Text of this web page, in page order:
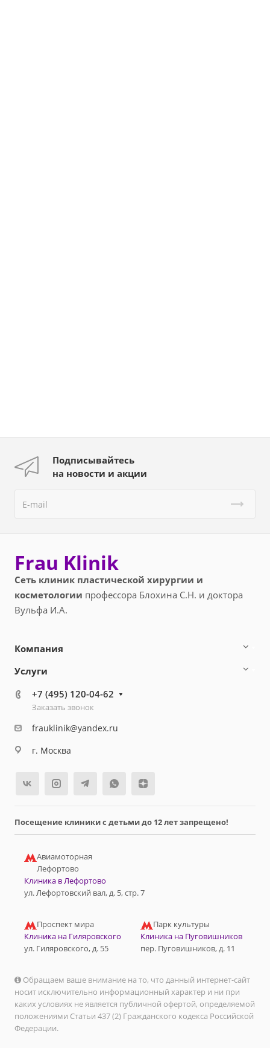
Подписывайтесь
на новости и акции
Frau Klinik
Сеть клиник пластической хирургии и
косметологии профессора Блохина С.Н. и доктора
Вульфа И.А.
Компания
Услуги
+7 (495) 120-04-62
Заказать звонок
frauklinik@yandex.ru
г. Москва
Посещение клиники с детьми до 12 лет запрещено!
Авиамоторная
Лефортово
Клиника в Лефортово
ул. Лефортовский вал, д. 5, стр. 7
Проспект мира
Клиника на Гиляровского
ул. Гиляровского, д. 55
Парк культуры
Клиника на Пуговишников
пер. Пуговишников, д. 11
Обращаем ваше внимание на то, что данный интернет-сайт
носит исключительно информационный характер и ни при
каких условиях не является публичной офертой, определяемой
положениями Статьи 437 (2) Гражданского кодекса Российской
Федерации.